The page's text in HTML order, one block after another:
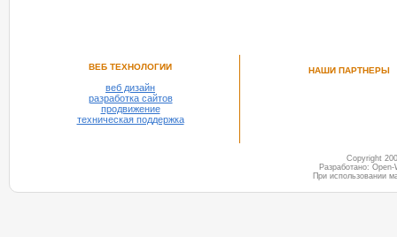
ВЕБ ТЕХНОЛОГИИ
веб дизайн
разработка сайтов
продвижение
техническая поддержка
НАШИ ПАРТНЕРЫ
Copyright
Разработано:
При использовании